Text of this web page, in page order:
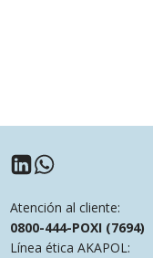
Atención al cliente:
0800-444-POXI (7694)
Línea ética AKAPOL: